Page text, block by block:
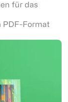
für das
PDF-Format